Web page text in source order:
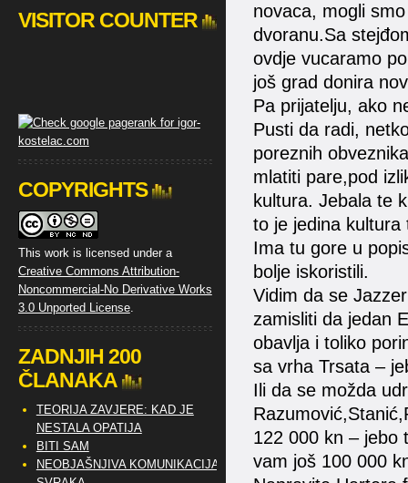
novaca, mogli
dvoranu.Sa
ovdje vucaramo
još grad donira
Pa prijatelju, ako
Pusti da radi,
poreznih
mlatiti pare,pod
kultura. Jebala te
to je jedina kultura
Ima tu gore u
bolje iskoristili.
Vidim da se
zamisliti da jedan
obavlja i toliko
sa vrha Trsata –
Ili da se možda
122 000 kn – jebo
vam još 100 000
VISITOR COUNTER
COPYRIGHTS
This work is licensed under a
Creative Commons Attribution-
Noncommercial-No Derivative Works
3.0 Unported License.
ZADNJIH 200
ČLANAKA
TEORIJA ZAVJERE: KAD JE
NESTALA OPATIJA
BITI SAM
NEOBJAŠNJIVA KOMUNIKACIJA